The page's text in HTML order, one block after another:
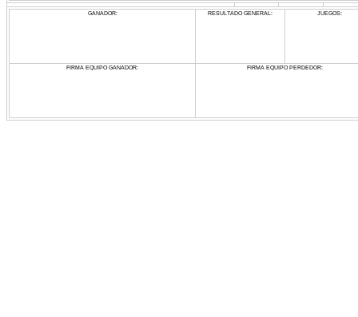
GANADOR: RESULTADO GENERAL: JUEGOS:
FIRMA EQUIPO GANADOR: FIRMA EQUIPO PERDEDOR: